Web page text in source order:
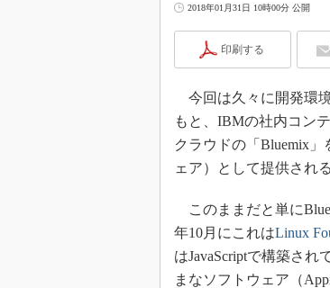
2018年01月31日 10時00分 公開
印刷する
今回は久々に開発環
もと、IBMの社内コン
クラウドの「Bluemix
ェア）として提供され
このままだと単に
年10月にこれはLinux
はJavaScriptで構築さ
まなソフトウェア（